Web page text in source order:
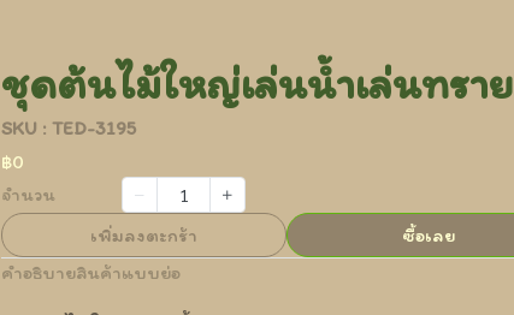
ชุดต้นไม้ใหญ่เล่นน้ำเล่นทราย
SKU : TED-3195
฿0
จำนวน
เพิ่มลงตะกร้า
ซื้อเลย
คำอธิบายสินค้าแบบย่อ